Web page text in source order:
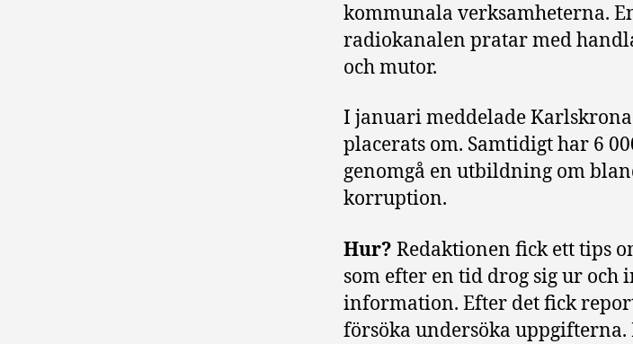
kommunala verksamheterna.
radiokanalen pratar med
och mutor.
I januari meddelade
placerats om. Samtidigt har 6
genomgå en utbildning om
korruption.
Hur? Redaktionen fick ett tips
som efter en tid drog sig ur
information. Efter det fick
försöka undersöka